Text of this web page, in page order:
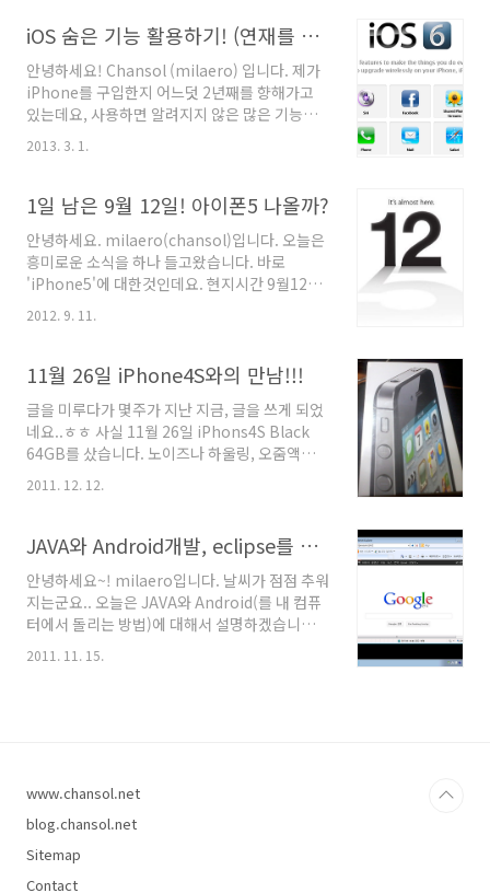
지의 맨 하단에서 키보드를 탭..
의 숫자 잠금을 4자리 이상 설정하시려면, 아래와
같은 절차를 따르시면 됩니다. 설정 App을 탭하
여 들어갑니다. 일반을 탭한 뒤, 암호 잠금을 탭하
여 들어갑니다. 간단한 암호를 끄고, 암호 변경을
탭합니다. 기존 비밀번호를 입력해 줍니다. 새 비
밀번호를 입력하는 화면에서 문자는 입력하지 않
었습니다! 이제, ..
iOS 숨은 기능 활용하기! (연재를 시작하며...)
안녕하세요! Chansol (milaero) 입니다. 제가
iPhone를 구입한지 어느덧 2년째를 향해가고
있는데요, 사용하면 알려지지 않은 많은 기능과
빌트인 기능을 제대로 활용할 수 있게 되더라구
요. 이런 기능들은.. "공유해야지!" 하고 공유하
를 위해 연재를 결정하였습니다. iOS의 다양하고
것에 대한 연재도 시작해볼까 합니다. 2013년
03월 13일 부터 시작할 예정이며 주기는 딱히 정
해지지 않았습니다. :) 많은 관심 부탁드립니다!
즐거운 하루 되세요~ :D
2013. 3. 1.
1일 남은 9월 12일! 아이폰5 나올까?
안녕하세요. milaero(chansol)입니다. 오늘은
흥미로운 소식을 하나 들고왔습니다. 바로
'iPhone5'에 대한것인데요. 현지시간 9월12일
오전 10시에(한국시간 9월 13일 새벽 2시)
iPhone5를 발표하는것으로 애플이 미디어 이벤
번에 새로운 레티나 맥북의 라인업, 새로운 디자
으면 합니다. iPhone5도 이번에 공개될것으로
이야기가 되고있는데요. 특히나 초대장에있는
'5'라는 그림자가 무엇을 의미하는지도 관심사입
니다. 최근에 루머를 종합해 만든 이미지가 있었
요. 개인적으로는 뒷면이 투톤인 부분에 ..
2012. 9. 11.
11월 26일 iPhone4S와의 만남!!!
글을 미루다가 몇주가 지난 지금, 글을 쓰게 되었
네요..ㅎㅎ 사실 11월 26일 iPhons4S Black
64GB를 샀습니다. 노이즈나 하울링, 오줌액정,
배터리가 빨리 닳거나 등 이상이 하나도 없어서;;
잘 쓰고 있습니다 ㅋ iPhone4S 상자입니다! 책
책상에서 카메라도 없어서;; 피쳐폰으로 찍느라
질이 매우 떨어집니다;; 비닐포장되어있는
iPhone4S 상자! 측면을 찍지 않으려고 했는데
그냥 찍었습니다 기념으로..ㅎㅎ 상하, 좌우입니
다. 좌우는 같아서.. 같은 사진으로 보이네요 ㄷ
ㄷ;; 하단입니다..ㅎㅎ 모자이크 시작! ㅡ,.ㅡ 시
2011. 12. 12.
JAVA와 Android개발, eclipse를 통한 AndroidEmulator설치
안녕하세요~! milaero입니다. 날씨가 점점 추워
지는군요.. 오늘은 JAVA와 Android(를 내 컴퓨
터에서 돌리는 방법)에 대해서 설명하겠습니다.
OS를 기준으로 설명합니다. Linux는 Windows
시하는데요.. 제가 보기엔 이런 스마트 기기들 시
스템에서는 현재로썬 iOS가 제일 나은것 같습니
려면 MAC 운영체제나 iOS 디..
2011. 11. 15.
www.chansol.net
blog.chansol.net
Sitemap
Contact